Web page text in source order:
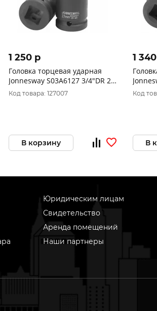
1 250 p
Головка торцевая ударная
Jonnesway S03A6127 3/4"DR 27
мм
Код товара: 127007
В корзину
1
мм
Код
В
Юридическим лицам
Свидетельство
Аренда помещений
Наши партнеры